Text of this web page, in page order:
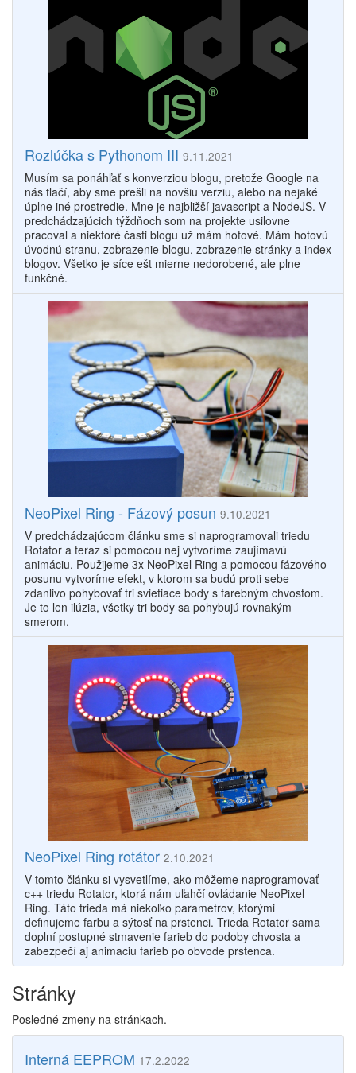
Rozlúčka s Pythonom III 9.11.2021
Musím sa ponáhľať s konverziou blogu, pretože Google na
nás tlačí, aby sme prešli na novšiu verziu, alebo na nejaké
úplne iné prostredie. Mne je najbližší javascript a NodeJS. V
predchádzajúcich týždňoch som na projekte usilovne
pracoval a niektoré časti blogu už mám hotové. Mám hotovú
úvodnú stranu, zobrazenie blogu, zobrazenie stránky a index
blogov. Všetko je síce ešt mierne nedorobené, ale plne
funkčné.
NeoPixel Ring - Fázový posun 9.10.2021
V predchádzajúcom článku sme si naprogramovali triedu
Rotator a teraz si pomocou nej vytvoríme zaujímavú
animáciu. Použijeme 3x NeoPixel Ring a pomocou fázového
posunu vytvoríme efekt, v ktorom sa budú proti sebe
zdanlivo pohybovať tri svietiace body s farebným chvostom.
Je to len ilúzia, všetky tri body sa pohybujú rovnakým
smerom.
NeoPixel Ring rotátor 2.10.2021
V tomto článku si vysvetlíme, ako môžeme naprogramovať
c++ triedu Rotator, ktorá nám uľahčí ovládanie NeoPixel
Ring. Táto trieda má niekoľko parametrov, ktorými
definujeme farbu a sýtosť na prstenci. Trieda Rotator sama
doplní postupné stmavenie farieb do podoby chvosta a
zabezpečí aj animaciu farieb po obvode prstenca.
Stránky
Posledné zmeny na stránkach.
Interná EEPROM 17.2.2022